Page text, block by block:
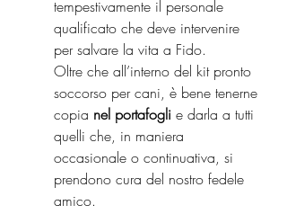
tempestivamente il personale
qualificato che deve intervenire
per salvare la vita a Fido.
Oltre che all’interno del kit pronto
soccorso per cani, è bene tenerne
copia nel portafogli e darla a tutti
quelli che, in maniera
occasionale o continuativa, si
prendono cura del nostro fedele
amico.